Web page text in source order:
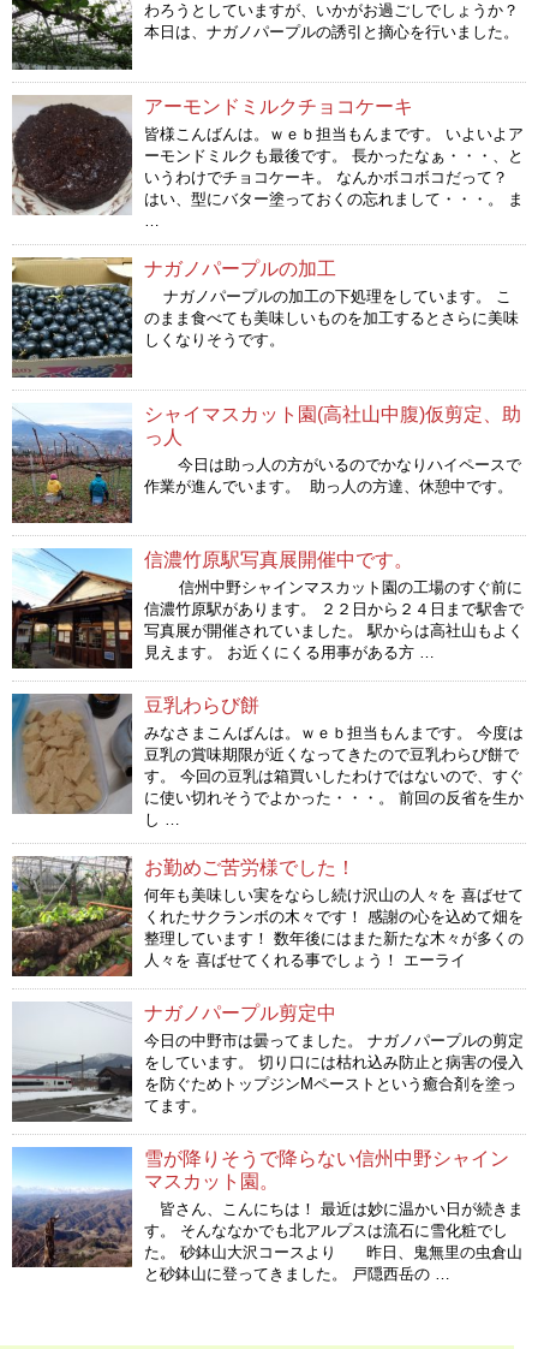
わろうとしていますが、いかがお過ごしでしょうか？
本日は、ナガノパープルの誘引と摘心を行いました。
アーモンドミルクチョコケーキ
皆様こんばんは。ｗｅｂ担当もんまです。 いよいよア
ーモンドミルクも最後です。 長かったなぁ・・・、と
いうわけでチョコケーキ。 なんかボコボコだって？
はい、型にバター塗っておくの忘れまして・・・。 ま
…
ナガノパープルの加工
ナガノパープルの加工の下処理をしています。 こ
のまま食べても美味しいものを加工するとさらに美味
しくなりそうです。
シャイマスカット園(高社山中腹)仮剪定、助
っ人
今日は助っ人の方がいるのでかなりハイペースで
作業が進んでいます。 助っ人の方達、休憩中です。
信濃竹原駅写真展開催中です。
信州中野シャインマスカット園の工場のすぐ前に
信濃竹原駅があります。 ２２日から２４日まで駅舎で
写真展が開催されていました。 駅からは高社山もよく
見えます。 お近くにくる用事がある方 …
豆乳わらび餅
みなさまこんばんは。ｗｅｂ担当もんまです。 今度は
豆乳の賞味期限が近くなってきたので豆乳わらび餅で
す。 今回の豆乳は箱買いしたわけではないので、すぐ
に使い切れそうでよかった・・・。 前回の反省を生か
し …
お勤めご苦労様でした！
何年も美味しい実をならし続け沢山の人々を 喜ばせて
くれたサクランボの木々です！ 感謝の心を込めて畑を
整理しています！ 数年後にはまた新たな木々が多くの
人々を 喜ばせてくれる事でしょう！ エーライ
ナガノパープル剪定中
今日の中野市は曇ってました。 ナガノパープルの剪定
をしています。 切り口には枯れ込み防止と病害の侵入
を防ぐためトップジンMペーストという癒合剤を塗っ
てます。
雪が降りそうで降らない信州中野シャイン
マスカット園。
皆さん、こんにちは！ 最近は妙に温かい日が続きま
す。 そんななかでも北アルプスは流石に雪化粧でし
た。 砂鉢山大沢コースより 昨日、鬼無里の虫倉山
と砂鉢山に登ってきました。 戸隠西岳の …